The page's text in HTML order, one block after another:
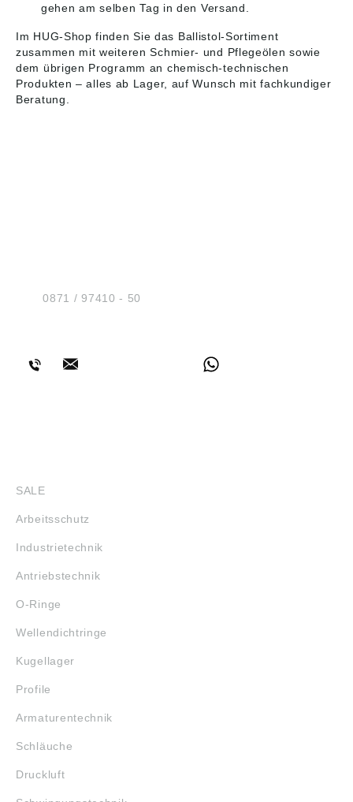
gehen am selben Tag in den Versand.
Im HUG-Shop finden Sie das Ballistol-Sortiment
zusammen mit weiterenSchmier- und Pflegeölen sowie
dem übrigen Programm an chemisch-technischen
Produkten – alles ab Lager, auf Wunsch mit fachkundiger
Beratung.
Tel.:0871 / 97410 - 50
SALE
Arbeitsschutz
Industrietechnik
Antriebstechnik
O-Ringe
Wellendichtringe
Kugellager
Profile
Armaturentechnik
Schläuche
Druckluft